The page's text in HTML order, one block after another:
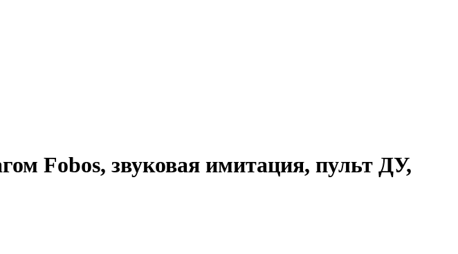
Fobos, звуковая имитация, пульт ДУ,